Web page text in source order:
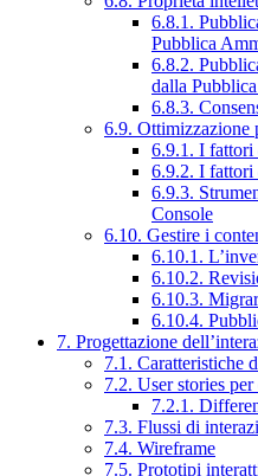
6.8.1.
Pubblica
6.8.2.
dalla
6.8.3.
6.9. Ottimizzazione
6.9.1. I fattori
6.9.2. I fattori
6.9.3.
Console
6.10. Gestire i
6.10.1.
6.10.2.
6.10.3.
6.10.4.
7. Progettazione
7.1. Caratteristiche
7.2. User stories
7.2.1.
7.3. Flussi di
7.4. Wireframe
7.5. Prototipi